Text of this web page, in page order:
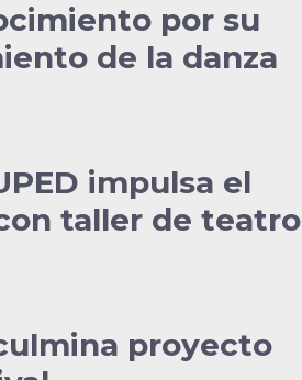
por su
de la danza
impulsa el
taller de teatro
proyecto